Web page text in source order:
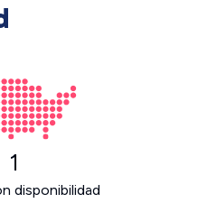
1
disponibilidad